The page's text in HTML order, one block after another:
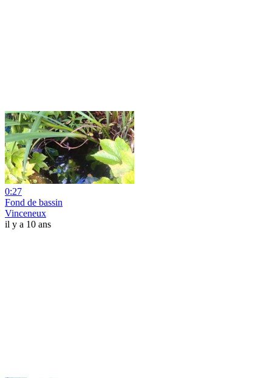
0:27
Fond de bassin
Vinceneux
il y a 10 ans